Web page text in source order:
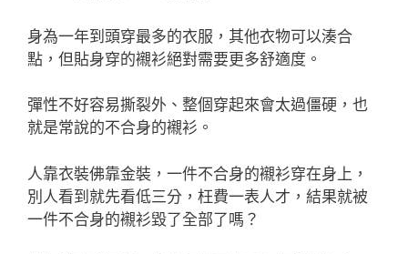
身為一年到頭穿最多的衣服，其他衣物可以湊合
點，但貼身穿的襯衫絕對需要更多舒適度。
彈性不好容易撕裂外、整個穿起來會太過僵硬，也
就是常說的不合身的襯衫。
人靠衣裝佛靠金裝，一件不合身的襯衫穿在身上，
別人看到就先看低三分，枉費一表人才，結果就被
一件不合身的襯衫毀了全部了嗎？